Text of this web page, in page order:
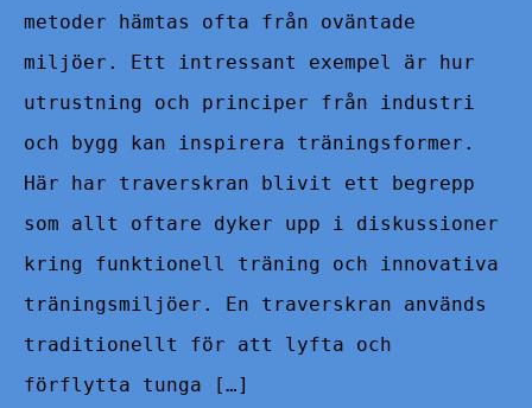
metoder hämtas ofta från oväntade
miljöer. Ett intressant exempel är hur
utrustning och principer från industri
och bygg kan inspirera träningsformer.
Här har traverskran blivit ett begrepp
som allt oftare dyker upp i diskussioner
kring funktionell träning och innovativa
träningsmiljöer. En traverskran används
traditionellt för att lyfta och
förflytta tunga […]